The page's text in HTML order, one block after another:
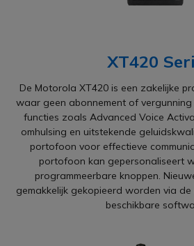
XT420
De Motorola XT420 is een zakelijke
waar geen abonnement of
functies zoals Advanced Voice
omhulsing en uitstekende
portofoon voor effectieve
portofoon kan gepersonaliseert
programmeerbare knoppen.
gemakkelijk gekopieerd worden via
beschikbare